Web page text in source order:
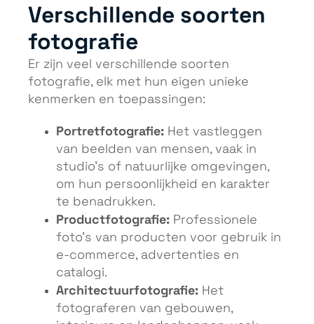
Verschillende soorten
fotografie
Er zijn veel verschillende soorten
fotografie, elk met hun eigen unieke
kenmerken en toepassingen:
Portretfotografie: Het vastleggen
van beelden van mensen, vaak in
studio’s of natuurlijke omgevingen,
om hun persoonlijkheid en karakter
te benadrukken.
Productfotografie: Professionele
foto’s van producten voor gebruik in
e-commerce, advertenties en
catalogi.
Architectuurfotografie: Het
fotograferen van gebouwen,